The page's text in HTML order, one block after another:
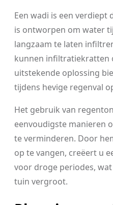
Een wadi is een verdiept
is ontworpen om water
langzaam te laten
kunnen infiltratiekratten
uitstekende oplossing
tijdens hevige regenval
Het gebruik van
eenvoudigste manieren
te verminderen. Door
op te vangen, creëert u
voor droge periodes,
tuin vergroot.